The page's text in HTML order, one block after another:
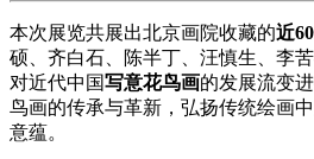
本次展览共展出北京画院收藏的近
硕、齐白石、陈半丁、汪慎生、李
对近代中国写意花鸟画的发展流变
鸟画的传承与革新，弘扬传统绘画
意蕴。